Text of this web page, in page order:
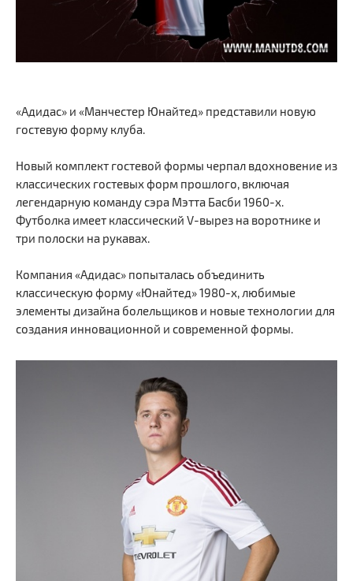
«Адидас» и «Манчестер Юнайтед» представили новую
гостевую форму клуба.
Новый комплект гостевой формы черпал вдохновение из
классических гостевых форм прошлого, включая
легендарную команду сэра Мэтта Басби 1960-х.
Футболка имеет классический V-вырез на воротнике и
три полоски на рукавах.
Компания «Адидас» попыталась объединить
классическую форму «Юнайтед» 1980-х, любимые
элементы дизайна болельщиков и новые технологии для
создания инновационной и современной формы.